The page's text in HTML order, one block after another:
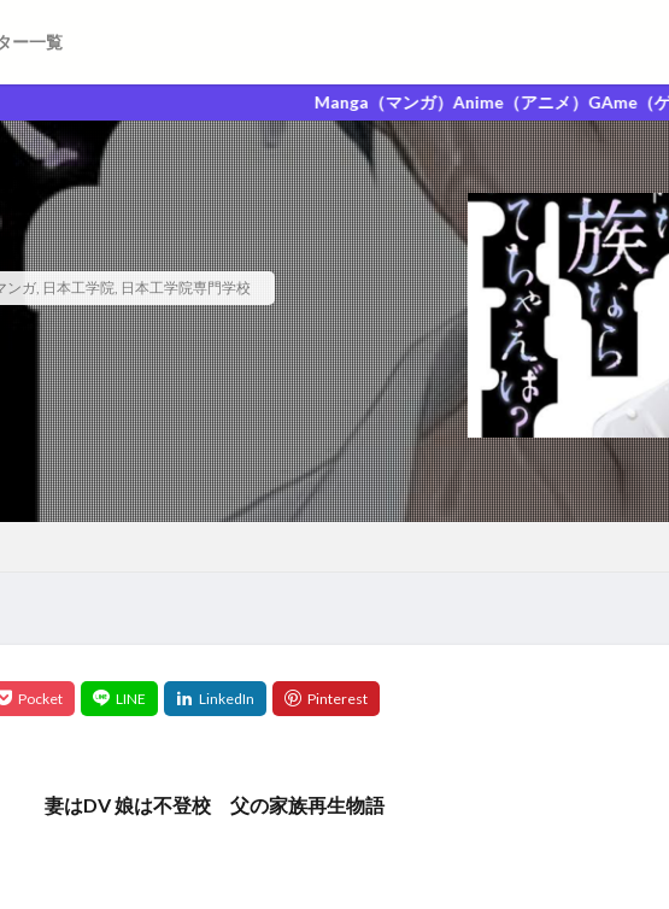
ー一覧
Manga（マンガ）Anime（アニメ）GAme（ゲーム）大好き人
ンガ, 日本工学院, 日本工学院専門学校
妻はDV 娘は不登校 父の家族再生物語